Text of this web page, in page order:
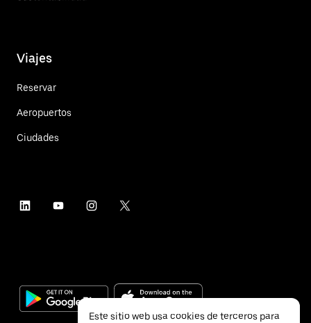
Viajes
Reservar
Aeropuertos
Ciudades
Este sitio web usa cookies de terceros para